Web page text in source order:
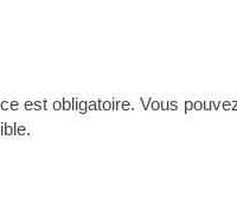
est obligatoire. Vous